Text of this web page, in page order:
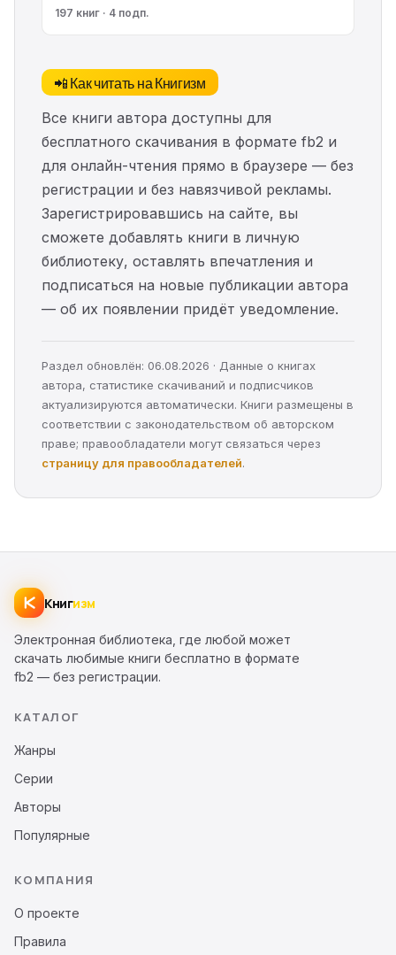
197 книг · 4 подп.
📲 Как читать на Книгизм
Все книги автора доступны для
бесплатного скачивания в формате fb2 и
для онлайн-чтения прямо в браузере — без
регистрации и без навязчивой рекламы.
Зарегистрировавшись на сайте, вы
сможете добавлять книги в личную
библиотеку, оставлять впечатления и
подписаться на новые публикации автора
— об их появлении придёт уведомление.
Раздел обновлён: 06.08.2026 · Данные о книгах
автора, статистике скачиваний и подписчиков
актуализируются автоматически. Книги размещены в
соответствии с законодательством об авторском
праве; правообладатели могут связаться через
страницу для правообладателей.
Книгизм
Электронная библиотека, где любой может
скачать любимые книги бесплатно в формате
fb2 — без регистрации.
КАТАЛОГ
Жанры
Серии
Авторы
Популярные
КОМПАНИЯ
О проекте
Правила